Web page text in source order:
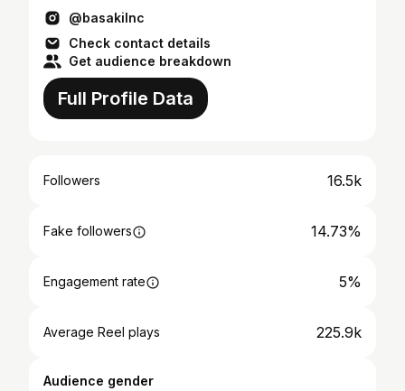
@basakilnc
Check contact details
Get audience breakdown
Full Profile Data
Followers 16.5k
Fake followers 14.73%
Engagement rate 5%
Average Reel plays 225.9k
Audience gender